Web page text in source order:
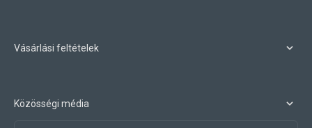
Vásárlási feltételek
Közösségi média